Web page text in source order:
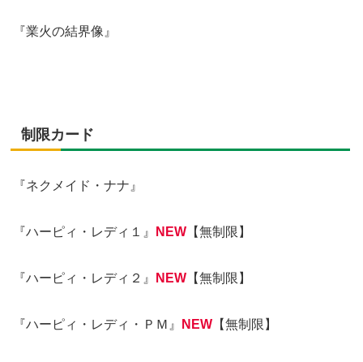
『業火の結界像』
制限カード
『ネクメイド・ナナ』
『ハーピィ・レディ１』 NEW 【無制限】
『ハーピィ・レディ２』 NEW 【無制限】
『ハーピィ・レディ・ＰＭ』 NEW 【無制限】